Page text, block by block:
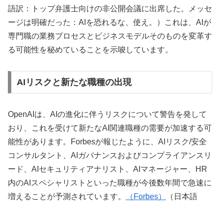
語訳：トップ弁護士向けの非公開会議に出席した。メッセ
ージは明確だった：AIを恐れるな、使え。）これは、AIが
専門職の業務プロセスとビジネスモデルそのものを変革す
る可能性を秘めていることを示唆しています。
AIリスクと新たな職種の出現
OpenAIは、AIの進化に伴うリスクについて警告を発して
おり、これを受けて新たなAI関連職種の需要が加速する可
能性があります。Forbesが報じたように、AIリスク/安全
コンサルタント、AIガバナンスおよびコンプライアンスリ
ード、AIセキュリティアナリスト、AIマネージャー、HR
内のAIスペシャリストといった職種が今後数年間で急速に
増えることが予測されています。
（Forbes）
（日本語